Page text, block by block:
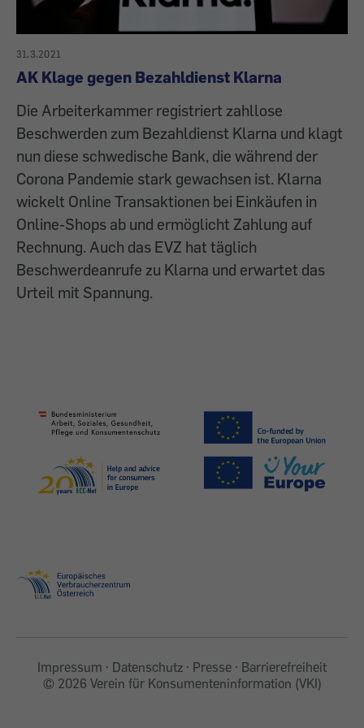
31.3.2021
AK Klage gegen Bezahldienst Klarna
Die Arbeiterkammer registriert zahllose
Beschwerden zum Bezahldienst Klarna und klagt
nun diese schwedische Bank, die während der
Corona Pandemie stark gewachsen ist. Klarna
wickelt Online Transaktionen bei Einkäufen in
Online-Shops ab und ermöglicht Zahlung auf
Rechnung. Auch das EVZ hat täglich
Beschwerdeanrufe zu Klarna und erwartet das
Urteil mit Spannung.
Impressum Datenschutz Presse
Barrierefreiheit
© 2026 Verein für Konsumenteninformation (VKI)